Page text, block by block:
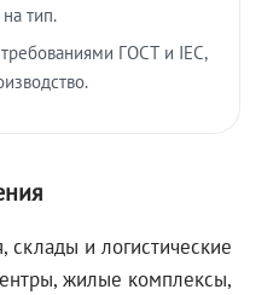
тип.
ГОСТ и IEC,
и логистические
жилые комплексы,